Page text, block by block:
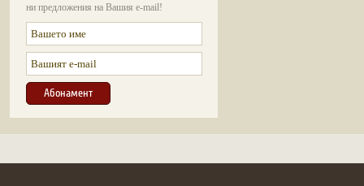
ни предложения на Вашия e-mail!